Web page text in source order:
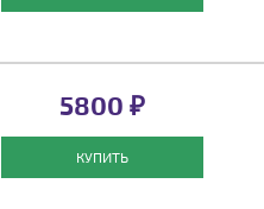
5800 ₽
КУПИТЬ